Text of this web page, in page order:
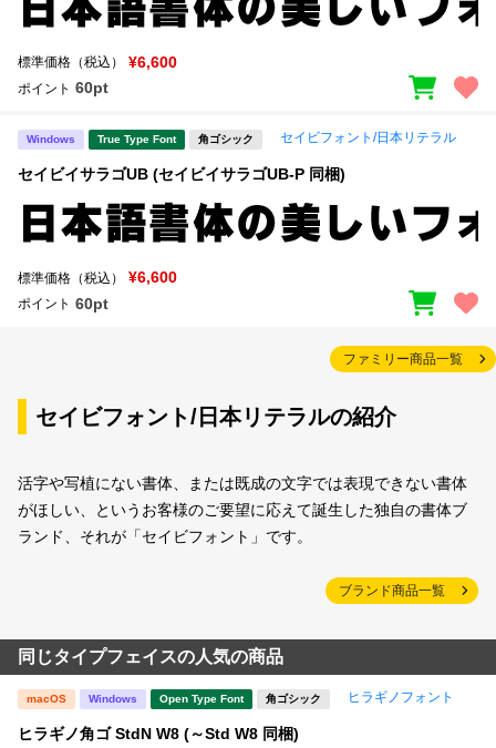
標準価格（税込） ¥6,600
ポイント 60pt
Windows True Type Font 角ゴシック セイビフォント/日本リテラル
セイビイサラゴUB (セイビイサラゴUB-P 同梱)
標準価格（税込） ¥6,600
ポイント 60pt
ファミリー商品一覧
セイビフォント/日本リテラルの紹介
活字や写植にない書体、または既成の文字では表現できない書体
がほしい、というお客様のご要望に応えて誕生した独自の書体ブ
ランド、それが「セイビフォント」です。
ブランド商品一覧
同じタイプフェイスの人気の商品
macOS Windows Open Type Font 角ゴシック ヒラギノフォント
ヒラギノ角ゴ StdN W8 (～Std W8 同梱)